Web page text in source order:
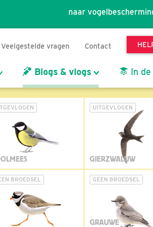
naar
Veelgestelde vragen Contact
Blogs & vlogs In
UITGEVLOGEN
GIERZWALUW
BROEDSEL GEEN BROEDSEL
GRAUWE